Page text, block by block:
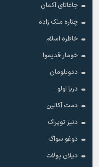
چاغاتای آکمان
چناره ملک زاده
خاطره اسلام
خومار قدیموا
ددوبلومان
دریا اولو
دمت آکالین
دنیز توپراک
دوغو سواگ
دیلان پولات